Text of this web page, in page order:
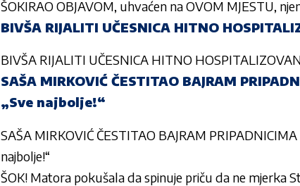
ŠOKIRAO OBJAVOM, uhvaćen na OVOM MJESTU,
BIVŠA RIJALITI UČESNICA HITNO
BIVŠA RIJALITI UČESNICA HITNO
SAŠA MIRKOVIĆ ČESTITAO BAJRAM
„Sve najbolje!“
SAŠA MIRKOVIĆ ČESTITAO BAJRAM PRIPADNICIMA
najbolje!“
ŠOK! Matora pokušala da spinuje priču da ne mjerka